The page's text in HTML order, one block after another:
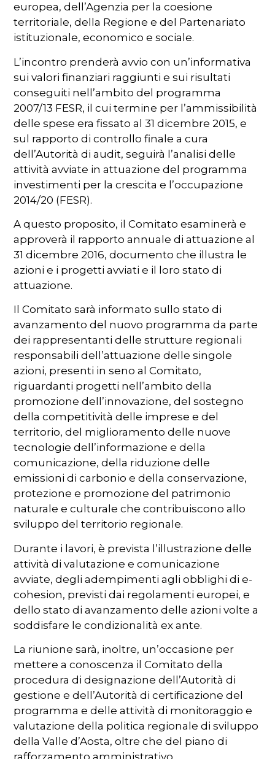
europea, dell’Agenzia per la coesione
territoriale, della Regione e del Partenariato
istituzionale, economico e sociale.
L’incontro prenderà avvio con un’informativa
sui valori finanziari raggiunti e sui risultati
conseguiti nell’ambito del programma
2007/13 FESR, il cui termine per l’ammissibilità
delle spese era fissato al 31 dicembre 2015, e
sul rapporto di controllo finale a cura
dell’Autorità di audit, seguirà l’analisi delle
attività avviate in attuazione del programma
investimenti per la crescita e l’occupazione
2014/20 (FESR).
A questo proposito, il Comitato esaminerà e
approverà il rapporto annuale di attuazione al
31 dicembre 2016, documento che illustra le
azioni e i progetti avviati e il loro stato di
attuazione.
Il Comitato sarà informato sullo stato di
avanzamento del nuovo programma da parte
dei rappresentanti delle strutture regionali
responsabili dell’attuazione delle singole
azioni, presenti in seno al Comitato,
riguardanti progetti nell’ambito della
promozione dell’innovazione, del sostegno
della competitività delle imprese e del
territorio, del miglioramento delle nuove
tecnologie dell’informazione e della
comunicazione, della riduzione delle
emissioni di carbonio e della conservazione,
protezione e promozione del patrimonio
naturale e culturale che contribuiscono allo
sviluppo del territorio regionale.
Durante i lavori, è prevista l’illustrazione delle
attività di valutazione e comunicazione
avviate, degli adempimenti agli obblighi di e-
cohesion, previsti dai regolamenti europei, e
dello stato di avanzamento delle azioni volte a
soddisfare le condizionalità ex ante.
La riunione sarà, inoltre, un’occasione per
mettere a conoscenza il Comitato della
procedura di designazione dell’Autorità di
gestione e dell’Autorità di certificazione del
programma e delle attività di monitoraggio e
valutazione della politica regionale di sviluppo
della Valle d’Aosta, oltre che del piano di